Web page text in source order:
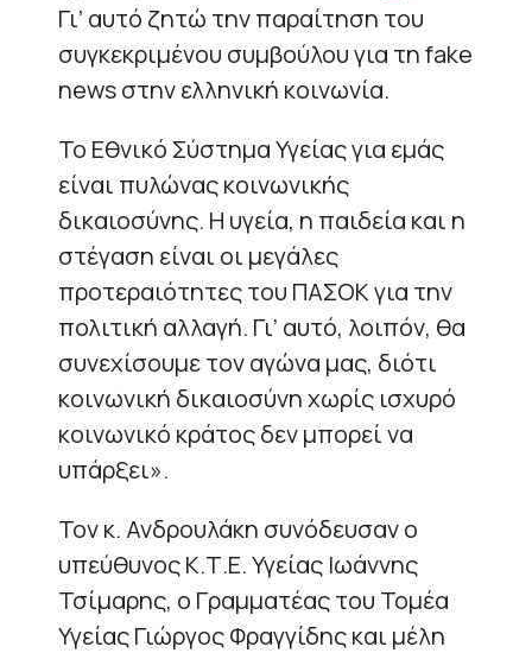
Γι’ αυτό ζητώ την παραίτηση του
συγκεκριμένου συμβούλου για τη fake
news στην ελληνική κοινωνία.
Το Εθνικό Σύστημα Υγείας για εμάς
είναι πυλώνας κοινωνικής
δικαιοσύνης. Η υγεία, η παιδεία και η
στέγαση είναι οι μεγάλες
προτεραιότητες του ΠΑΣΟΚ για την
πολιτική αλλαγή. Γι’ αυτό, λοιπόν, θα
συνεχίσουμε τον αγώνα μας, διότι
κοινωνική δικαιοσύνη χωρίς ισχυρό
κοινωνικό κράτος δεν μπορεί να
υπάρξει».
Τον κ. Ανδρουλάκη συνόδευσαν ο
υπεύθυνος Κ.Τ.Ε. Υγείας Ιωάννης
Τσίμαρης, ο Γραμματέας του Τομέα
Υγείας Γιώργος Φραγγίδης και μέλη